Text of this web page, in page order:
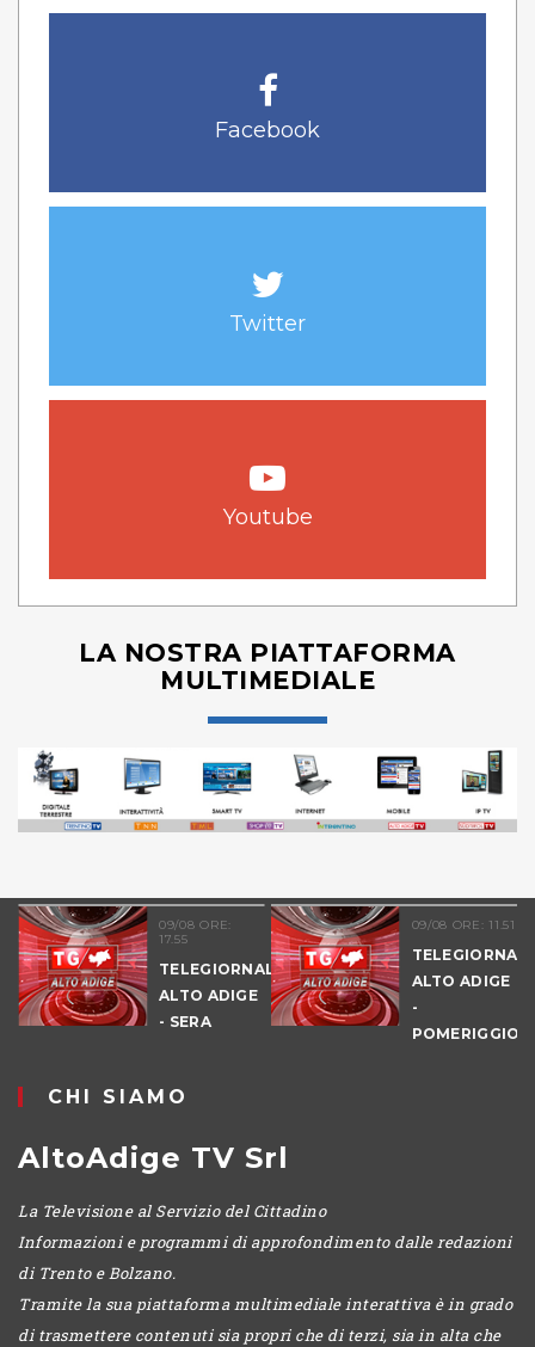
Facebook
Twitter
Youtube
LA NOSTRA PIATTAFORMA
MULTIMEDIALE
09/08 ORE:
17.55
TELEGIORNALE
ALTO ADIGE
- SERA
09/08 ORE: 11.51
TELEGIORNALE
ALTO ADIGE
-
POMERIGGIO
CHI SIAMO
AltoAdige TV Srl
La Televisione al Servizio del Cittadino
Informazioni e programmi di approfondimento dalle redazioni
di Trento e Bolzano.
Tramite la sua piattaforma multimediale interattiva è in grado
di trasmettere contenuti sia propri che di terzi, sia in alta che